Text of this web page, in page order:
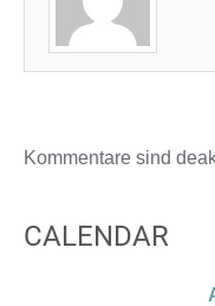
Kommentare sind
CALENDAR